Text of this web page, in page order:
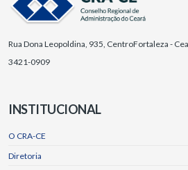
Rua Dona Leopoldina, 935, CentroFortaleza -
3421-0909
INSTITUCIONAL
O CRA-CE
Diretoria